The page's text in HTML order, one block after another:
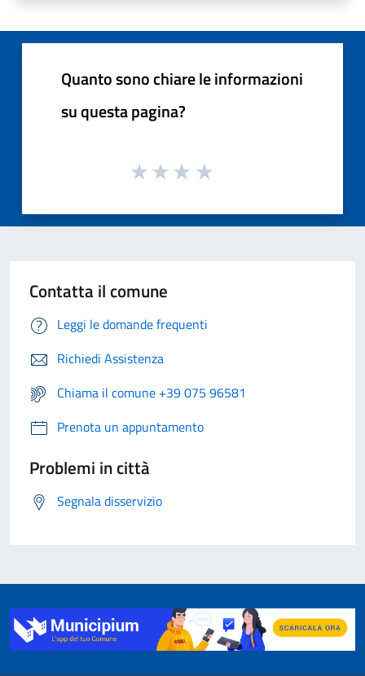
Quanto sono chiare le informazioni
su questa pagina?
Contatta il comune
Leggi le domande frequenti
Richiedi Assistenza
Chiama il comune +39 075 96581
Prenota un appuntamento
Problemi in città
Segnala disservizio